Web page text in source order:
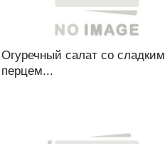
Огуречный салат со сладким
перцем...